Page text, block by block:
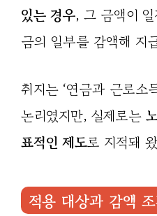
있는 경우, 그 금액이
금의 일부를 감액해 지
취지는 ‘연금과 근로소
논리였지만, 실제로는
표적인 제도로 지적돼
적용 대상과 감액